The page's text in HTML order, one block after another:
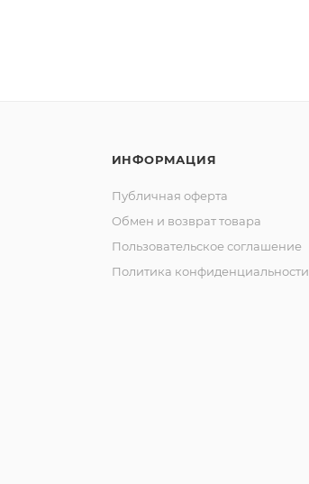
ИНФОРМАЦИЯ
Публичная оферта
Обмен и возврат товара
Пользовательское соглашение
Политика конфиденциальности